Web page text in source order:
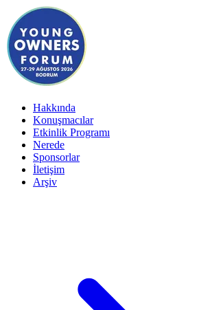
Hakkında
Konuşmacılar
Etkinlik Programı
Nerede
Sponsorlar
İletişim
Arşiv